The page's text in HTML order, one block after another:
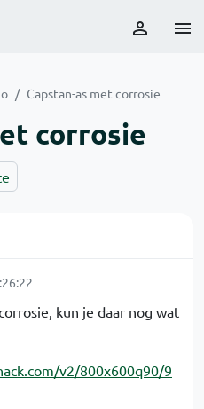
Capstan-as met corrosie
corrosie
kun je daar nog wat